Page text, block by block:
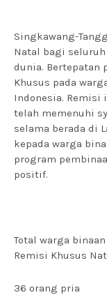
Singkawang-
Natal bagi
dunia. Bertepatan
Khusus pada
Indonesia. Remisi
telah memenuhi
selama berada di
kepada warga
program
positif.
Total warga
Remisi Khusus
36 orang pria